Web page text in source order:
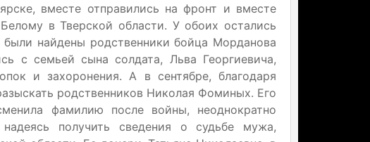
вместе отправились на фронт и вместе
в Тверской области. У обоих остались
найдены родственники бойца Морданова
с семьей сына солдата, Льва Георгиевича,
и захоронения. А в сентябре, благодаря
родственников Николая Фоминых. Его
фамилию после войны, неоднократно
получить сведения о судьбе мужа,